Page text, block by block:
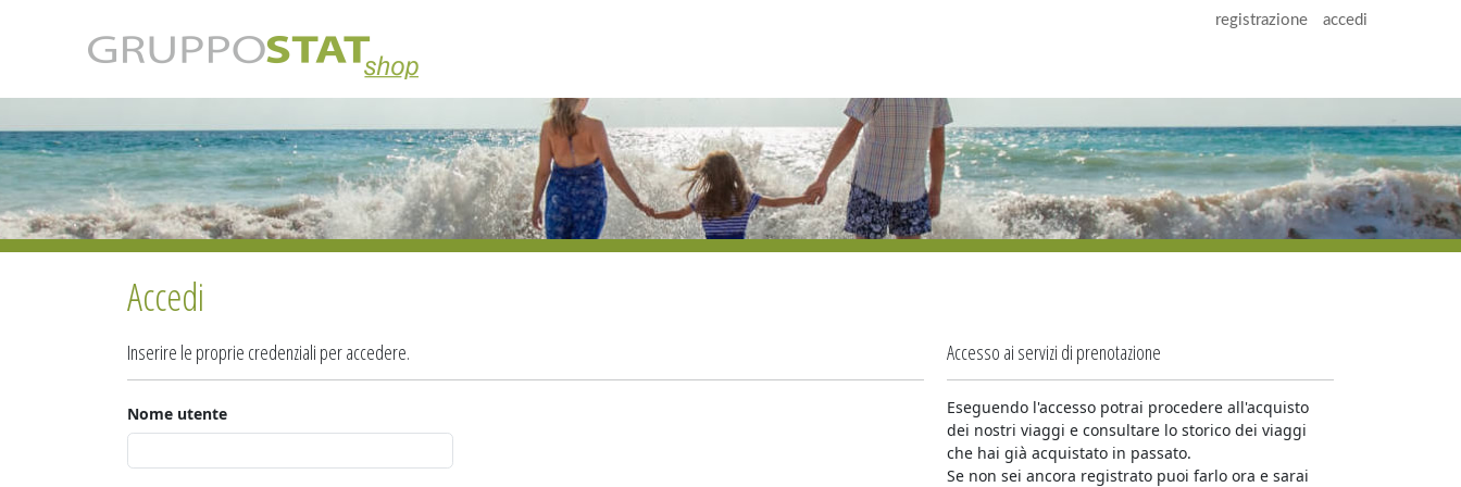
registrazione accedi
Accedi
Inserire le proprie credenziali per accedere.
Nome utente
Accesso ai servizi di prenotazione
Eseguendo l'accesso potrai procedere all'acquisto
dei nostri viaggi e consultare lo storico dei viaggi
che hai già acquistato in passato.
Se non sei ancora registrato puoi farlo ora e sarai